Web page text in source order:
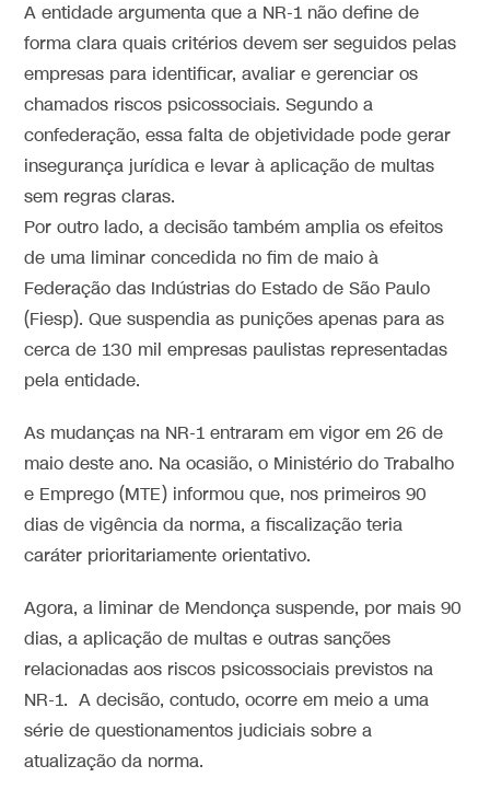
A entidade argumenta que a NR-1 não define de
forma clara quais critérios devem ser seguidos pelas
empresas para identificar, avaliar e gerenciar os
chamados riscos psicossociais. Segundo a
confederação, essa falta de objetividade pode gerar
insegurança jurídica e levar à aplicação de multas
sem regras claras.
Por outro lado, a decisão também amplia os efeitos
de uma liminar concedida no fim de maio à
Federação das Indústrias do Estado de São Paulo
(Fiesp). Que suspendia as punições apenas para as
cerca de 130 mil empresas paulistas representadas
pela entidade.
As mudanças na NR-1 entraram em vigor em 26 de
maio deste ano. Na ocasião, o Ministério do Trabalho
e Emprego (MTE) informou que, nos primeiros 90
dias de vigência da norma, a fiscalização teria
caráter prioritariamente orientativo.
Agora,a liminar de Mendonça suspende, por mais 90
dias, a aplicação de multas e outras sanções
relacionadas aos riscos psicossociais previstos na
NR-1. A decisão, contudo, ocorre em meio a uma
série de questionamentos judiciais sobre a
atualização da norma.